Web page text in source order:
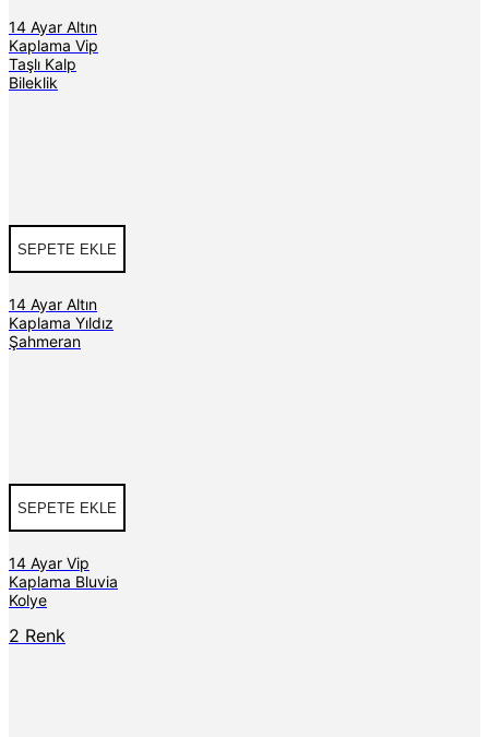
14 Ayar Altın
Kaplama Vip
Taşlı Kalp
Bileklik
SEPETE EKLE
14 Ayar Altın
Kaplama Yıldız
Şahmeran
SEPETE EKLE
14 Ayar Vip
Kaplama Bluvia
Kolye
2 Renk